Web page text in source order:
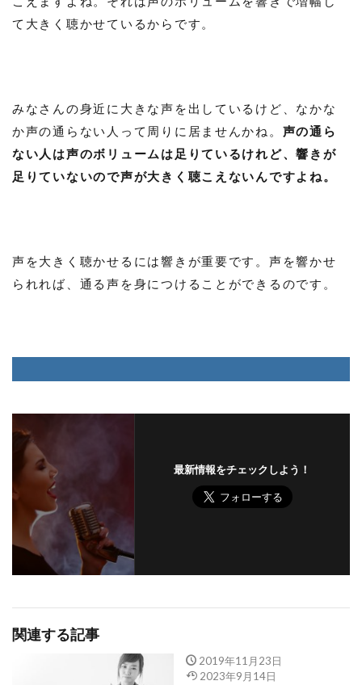
て大きく聴かせているからです。
みなさんの身近に大きな声を出しているけど、なかな
か声の通らない人って周りに居ませんかね。 声の通ら
ない人は声のボリュームは足りているけれど、響きが
足りていないので声が大きく聴こえないんですよね。
声を大きく聴かせるには響きが重要です。声を響かせ
られれば、通る声を身につけることができるのです。
最新情報をチェックしよう！
関連する記事
2019年11月23日
2023年9月14日